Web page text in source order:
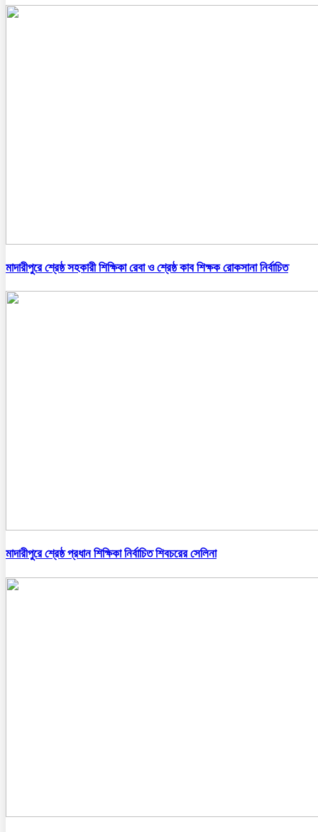
মাদারীপুরে শ্রেষ্ঠ সহকারী শিক্ষিকা রেবা ও শ্রেষ্ঠ কাব শিক্ষক রোকসানা নির্বাচিত
মাদারীপুরে শ্রেষ্ঠ প্রধান শিক্ষিকা নির্বাচিত শিবচরের সেলিনা